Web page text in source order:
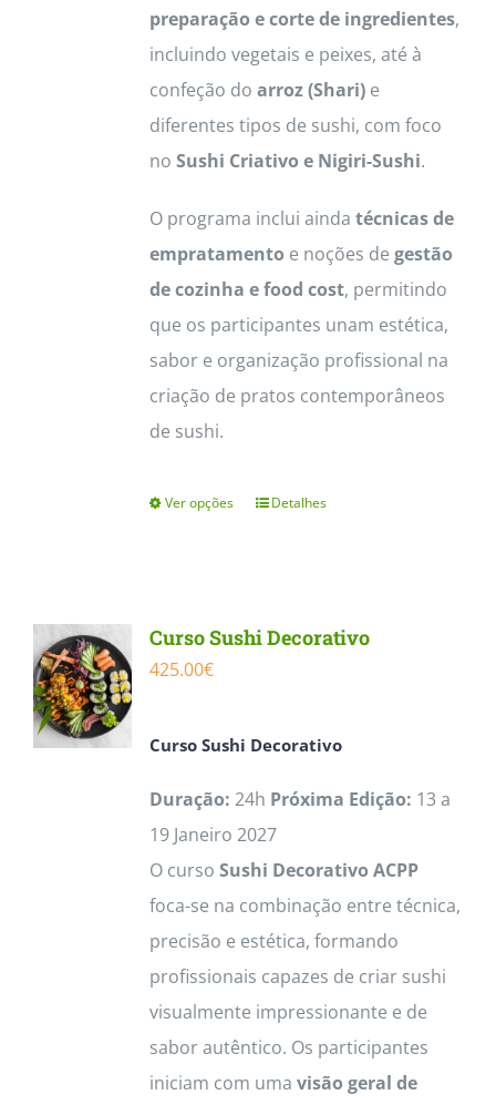
preparação e corte de ingredientes,
incluindo vegetais e peixes, até à
confeção do arroz (Shari)e
diferentes tipos de sushi, com foco
no Sushi Criativo e Nigiri-Sushi.
O programa inclui ainda técnicas de
empratamento e noções de gestão
de cozinha e food cost, permitindo
que os participantes unam estética,
sabor e organização profissional na
criação de pratos contemporâneos
de sushi.
Ver opções
This
variants.
may
be
chosen
on
the
product
page
Detalhes
Curso Sushi Decorativo
425.00€
Curso Sushi Decorativo
Duração: 24h Próxima Edição: 13 a
19 Janeiro 2027
O curso Sushi Decorativo ACPP
foca-se na combinação entre técnica,
precisão e estética, formando
profissionais capazes de criar sushi
visualmente impressionante e de
sabor autêntico. Os participantes
iniciam com uma visão geral de